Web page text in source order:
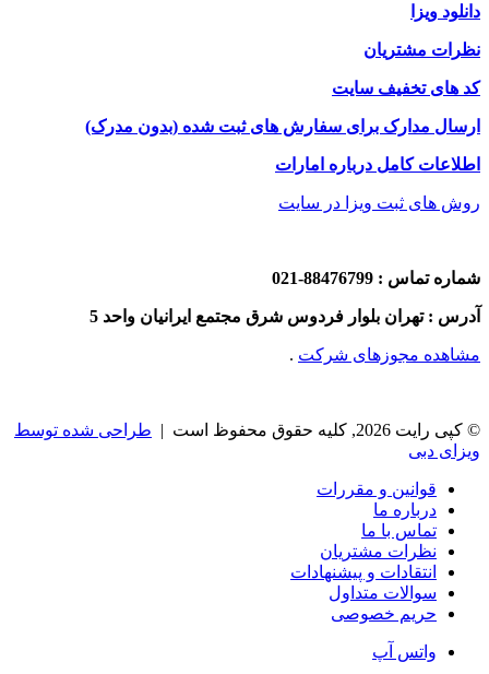
دانلود ویزا
نظرات مشتریان
کد های تخفیف سایت
ارسال مدارک برای سفارش های ثبت شده (بدون مدرک)
اطلاعات کامل درباره امارات
روش های ثبت ویزا در سایت
شماره تماس : 88476799-021
آدرس : تهران بلوار فردوس شرق مجتمع ایرانیان واحد 5
مشاهده مجوزهای شرکت .
© کپی رایت 2026, کلیه حقوق محفوظ است |
طراحی شده توسط
ویزای دبی
قوانین و مقررات
درباره ما
تماس با ما
نظرات مشتریان
انتقادات و پیشنهادات
سوالات متداول
حریم خصوصی
واتس آپ